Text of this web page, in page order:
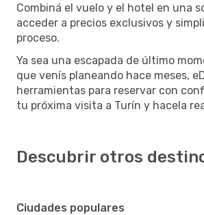
Combiná el vuelo y el hotel en una
acceder a precios exclusivos y
proceso.
Ya sea una escapada de último
que venís planeando hace meses,
herramientas para reservar con
tu próxima visita a Turín y hacela
Descubrir otros
Ciudades populares